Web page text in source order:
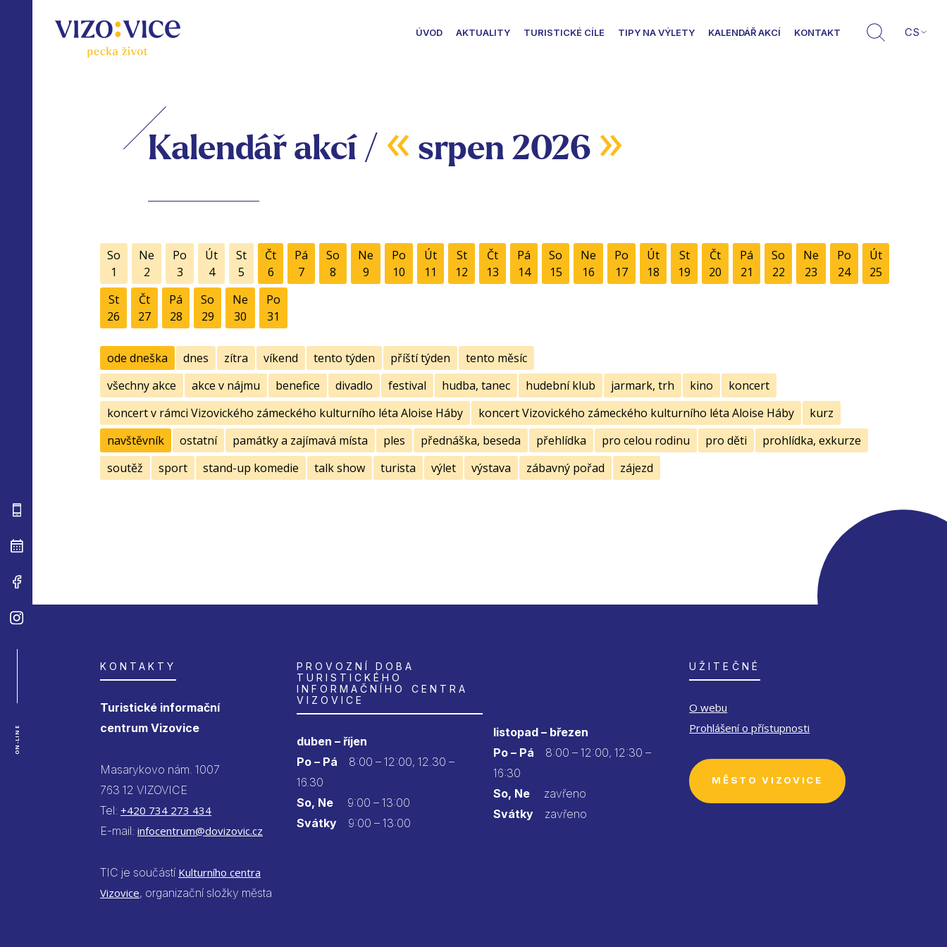
ÚVOD AKTUALITY TURISTICKÉ CÍLE TIPY NA VÝLETY KALENDÁŘ AKCÍ KONTAKT CS
ON-LINE
Kalendář akcí / « srpen 2026 »
So
1
Ne
2
Po
3
Út
4
St
5
Čt
6
Pá
7
So
8
Ne
9
Po
10
Út
11
St
12
Čt
13
Pá
14
So
15
Ne
16
Po
17
Út
18
St
19
Čt
20
Pá
21
So
22
Ne
23
Po
24
Út
25
St
26
Čt
27
Pá
28
So
29
Ne
30
Po
31
ode dneška dnes zítra víkend tento týden příští týden
tento měsíc
všechny akce
akce v nájmu benefice divadlo festival hudba, tanec hudební klub jarmark, trh kino
koncert
koncert v rámci Vizovického zámeckého kulturního léta Aloise Háby
koncert Vizovického zámeckého kulturního léta Aloise Háby
kurz
navštěvník
ostatní památky a zajímavá místa ples přednáška, beseda přehlídka pro celou rodinu pro děti
prohlídka, exkurze
soutěž
sport stand-up komedie talk show turista výlet výstava zábavný pořad zájezd
KONTAKTY
Turistické informační
centrum Vizovice
Masarykovo nám. 1007
763 12 VIZOVICE
Tel: +420 734 273 434
E-mail: infocentrum@dovizovic.cz
TIC je součástí Kulturního centra
Vizovice, organizační složky města
PROVOZNÍ DOBA
TURISTICKÉHO
INFORMAČNÍHO CENTRA
VIZOVICE
duben – říjen
Po – Pá
8:00 – 12:00, 12.30 –
16.30
So, Ne9:00 – 13:00
Svátky9:00 – 13:00
listopad – březen
Po – Pá 8:00 – 12:00, 12:30 –
16:30
So, Nezavřeno
Svátkyzavřeno
UŽITEČNÉ
O webu
Prohlášení o přístupnosti
MĚSTO VIZOVICE